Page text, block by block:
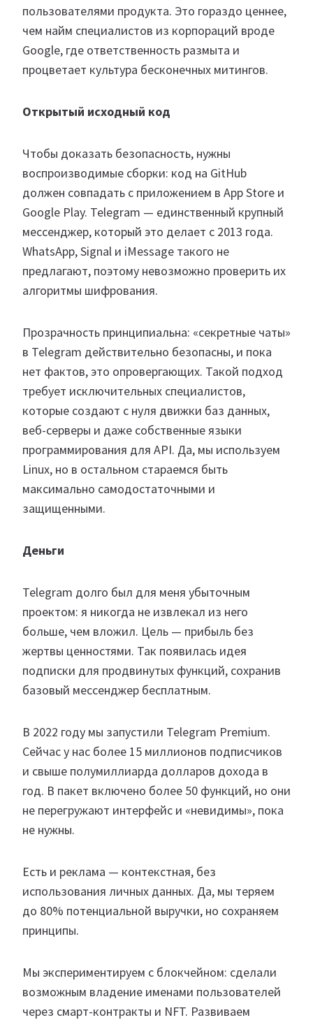
пользователями продукта. Это гораздо ценнее,
чем найм специалистов из корпораций вроде
Google, где ответственность размыта и
процветает культура бесконечных митингов.
Открытый исходный код
Чтобы доказать безопасность, нужны
воспроизводимые сборки: код на GitHub
должен совпадать с приложением в App Store и
Google Play. Telegram — единственный крупный
мессенджер, который это делает с 2013 года.
WhatsApp, Signal и iMessage такого не
предлагают, поэтому невозможно проверить их
алгоритмы шифрования.
Прозрачность принципиальна: «секретные чаты»
в Telegram действительно безопасны, и пока
нет фактов, это опровергающих. Такой подход
требует исключительных специалистов,
которые создают с нуля движки баз данных,
веб-серверы и даже собственные языки
программирования для API. Да, мы используем
Linux, но в остальном стараемся быть
максимально самодостаточными и
защищенными.
Деньги
Telegram долго был для меня убыточным
проектом: я никогда не извлекал из него
больше, чем вложил. Цель — прибыль без
жертвы ценностями. Так появилась идея
подписки для продвинутых функций, сохранив
базовый мессенджер бесплатным.
В 2022 году мы запустили Telegram Premium.
Сейчас у нас более 15 миллионов подписчиков
и свыше полумиллиарда долларов дохода в
год. В пакет включено более 50 функций, но они
не перегружают интерфейс и «невидимы», пока
не нужны.
Есть и реклама — контекстная, без
использования личных данных. Да, мы теряем
до 80% потенциальной выручки, но сохраняем
принципы.
Мы экспериментируем с блокчейном: сделали
возможным владение именами пользователей
через смарт-контракты и NFT. Развиваем